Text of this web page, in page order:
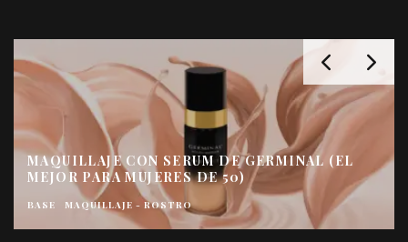
(EL TWIST BALMY GLOSS DE COLLISTAR
BARRAS DE LABIOS GLOSS
MAQUILLAJE
MAQUILLAJE - LABIOS